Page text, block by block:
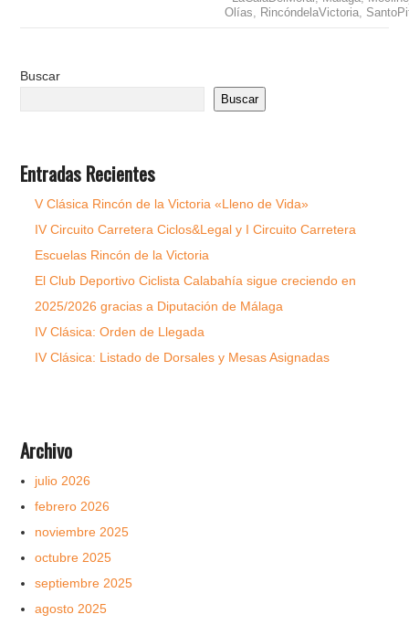
Olías
RincóndelaVictoria
Buscar
Buscar
Entradas Recientes
V Clásica Rincón de la Victoria «Lleno de Vida»
IV Circuito Carretera Ciclos&Legal y I Circuito Carretera
Escuelas Rincón de la Victoria
El Club Deportivo Ciclista Calabahía sigue creciendo en
2025/2026 gracias a Diputación de Málaga
IV Clásica: Orden de Llegada
IV Clásica: Listado de Dorsales y Mesas Asignadas
Archivo
julio 2026
febrero 2026
noviembre 2025
octubre 2025
septiembre 2025
agosto 2025